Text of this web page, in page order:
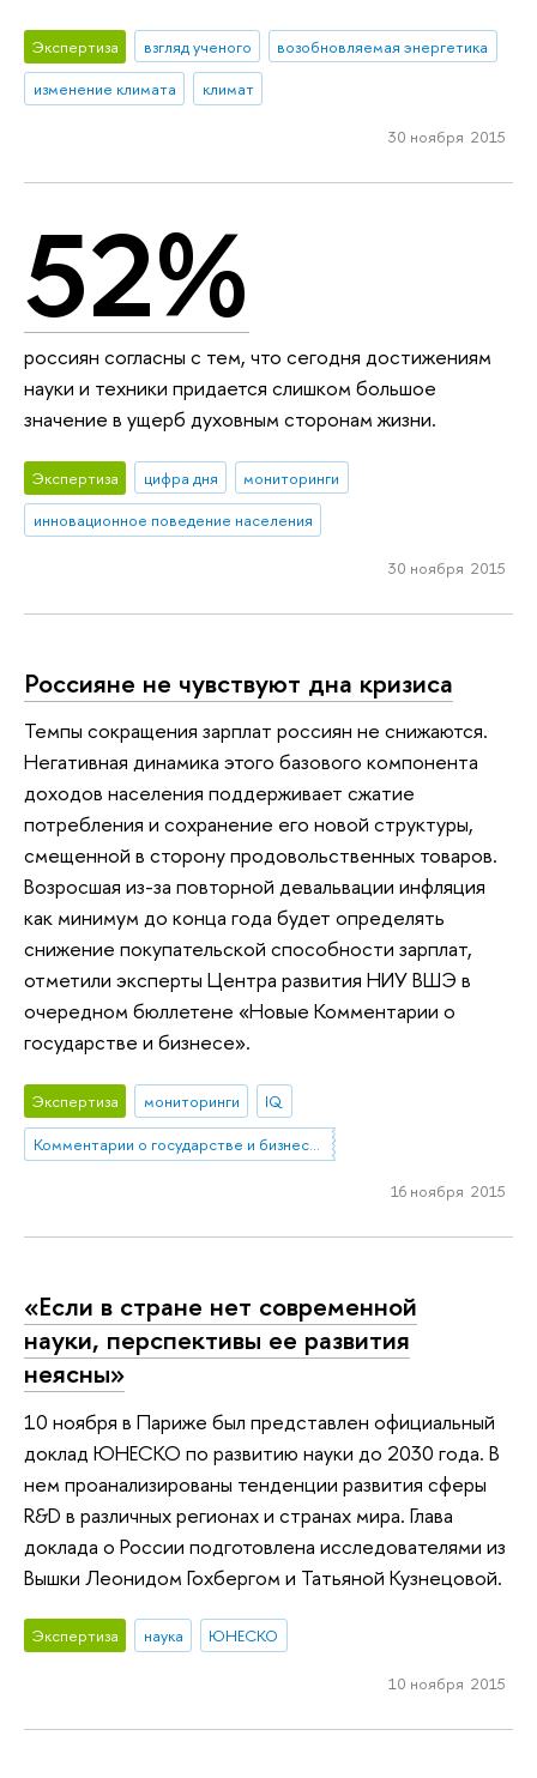
Экспертиза взгляд ученого
возобновляемая энергетика
изменение климата
климат
30 ноября 2015
52%
россиян согласны с тем, что сегодня достижениям
науки и техники придается слишком большое
значение в ущерб духовным сторонам жизни.
Экспертиза цифра дня
мониторинги
инновационное поведение населения
30 ноября 2015
Россияне не чувствуют дна кризиса
Темпы сокращения зарплат россиян не снижаются.
Негативная динамика этого базового компонента
доходов населения поддерживает сжатие
потребления и сохранение его новой структуры,
смещенной в сторону продовольственных товаров.
Возросшая из-за повторной девальвации инфляция
как минимум до конца года будет определять
снижение покупательской способности зарплат,
отметили эксперты Центра развития НИУ ВШЭ в
очередном бюллетене «Новые Комментарии о
государстве и бизнесе».
Экспертиза мониторинги
IQ
Комментарии о государстве и бизнесе (КГБ)
16 ноября 2015
«Если в стране нет современной
науки, перспективы ее развития
неясны»
10 ноября в Париже был представлен официальный
доклад ЮНЕСКО по развитию науки до 2030 года. В
нем проанализированы тенденции развития сферы
R&D в различных регионах и странах мира. Глава
доклада о России подготовлена исследователями из
Вышки Леонидом Гохбергом и Татьяной Кузнецовой.
Экспертиза наука ЮНЕСКО
10 ноября 2015